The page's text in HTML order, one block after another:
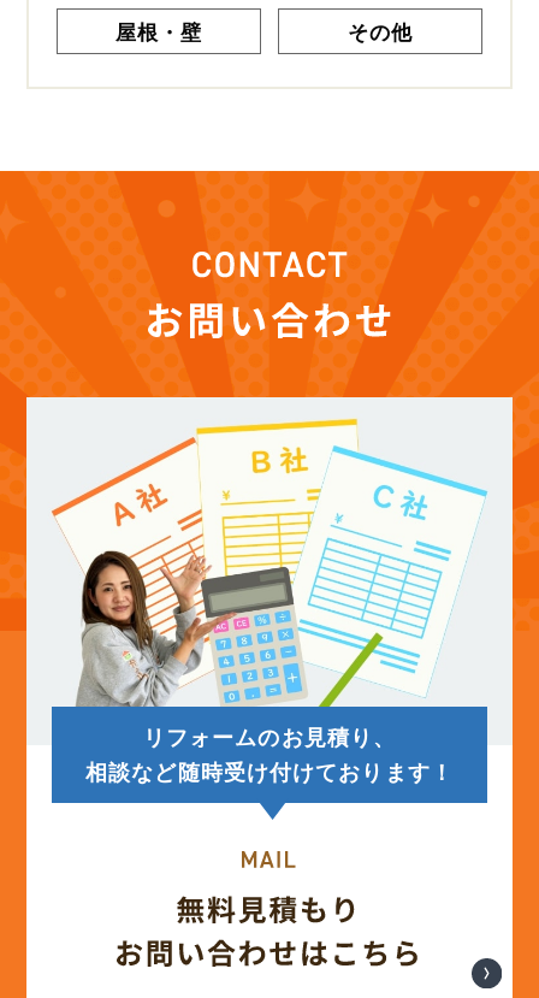
屋根・壁 その他
リフォームのお見積り、
相談など随時受け付けております！